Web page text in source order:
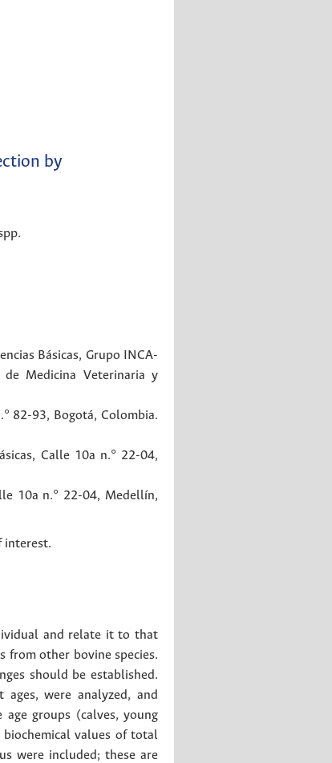
by
Básicas, Grupo INCA-
de Medicina Veterinaria y
82-93, Bogotá, Colombia.
Calle 10a n.° 22-04,
10a n.° 22-04, Medellín,
interest.
and relate it to that
from other bovine species.
should be established.
were analyzed, and
groups (calves, young
values of total
were included; these are